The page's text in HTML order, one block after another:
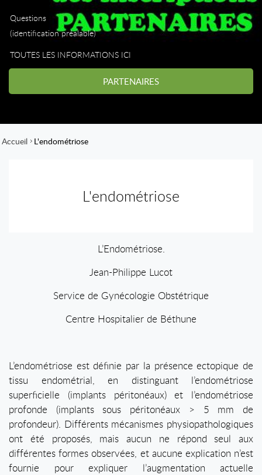
Questions
(identification préalable)
TOUTES LES INFORMATIONS ICI
PARTENAIRES
Accueil L'endométriose
L'endométriose
L’Endométriose.
Jean-Philippe Lucot
Service de Gynécologie Obstétrique
Centre Hospitalier de Béthune
L’endométriose est définie par la présence ectopique de
tissu endométrial, en distinguant l’endométriose
superficielle (implants péritonéaux) et l’endométriose
profonde (implants sous péritonéaux > 5 mm de
profondeur). Différents mécanismes physiopathologiques
ont été proposés, mais aucun ne répond seul aux
différentes formes observées, et aucune explication n’est
fournie pour expliquer l’augmentation actuelle